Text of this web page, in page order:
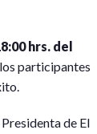
hrs. del
participantes
de El